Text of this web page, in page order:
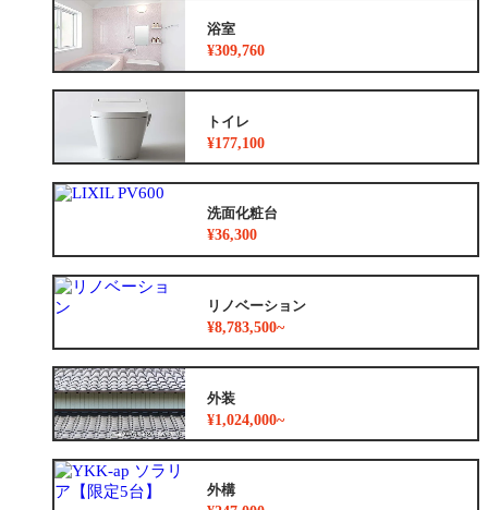
浴室
¥309,760
トイレ
¥177,100
洗面化粧台
¥36,300
リノベーション
¥8,783,500~
外装
¥1,024,000~
外構